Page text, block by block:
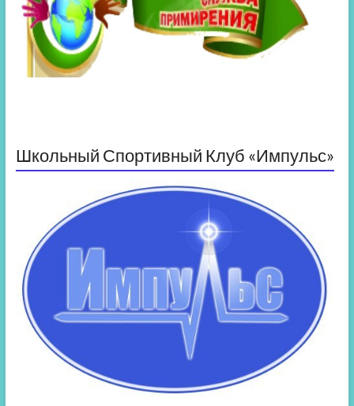
Школьный Спортивный Клуб «Импульс»